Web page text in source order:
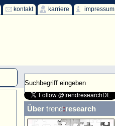
impressum
karriere
kontakt
Über trend:research